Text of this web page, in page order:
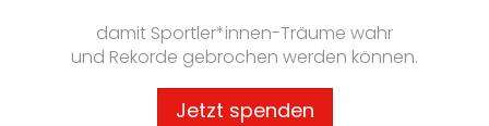
damit Sportler*innen-Träume wahr
und Rekorde gebrochen werden können.
Jetzt spenden